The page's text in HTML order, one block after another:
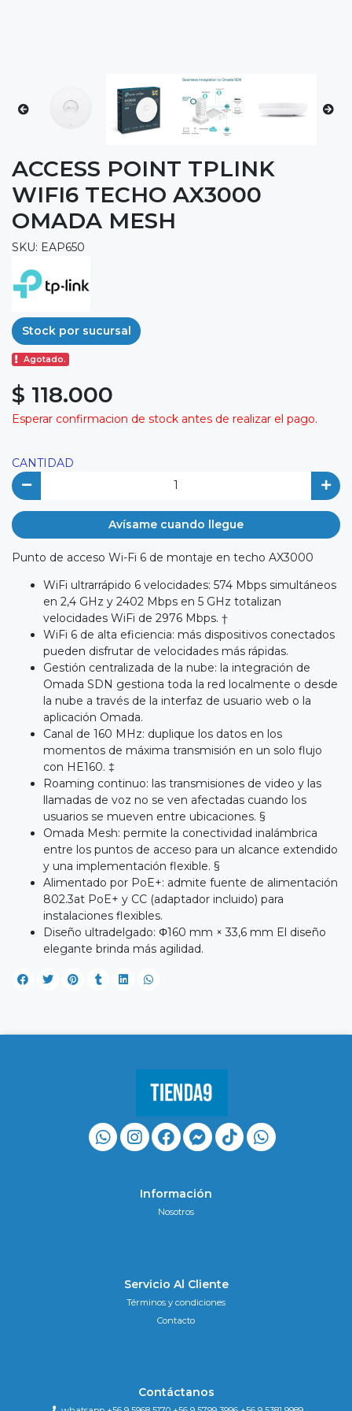
ACCESS POINT TPLINK
WIFI6 TECHO AX3000
OMADA MESH
SKU: EAP650
Stock por sucursal
Agotado.
$ 118.000
Esperar confirmacion de stock antes de realizar el pago.
CANTIDAD
Avísame cuando llegue
Punto de acceso Wi-Fi 6 de montaje en techo AX3000
WiFi ultrarrápido 6 velocidades: 574 Mbps simultáneos
en 2,4 GHz y 2402 Mbps en 5 GHz totalizan
velocidades WiFi de 2976 Mbps. †
WiFi 6 de alta eficiencia: más dispositivos conectados
pueden disfrutar de velocidades más rápidas.
Gestión centralizada de la nube: la integración de
Omada SDN gestiona toda la red localmente o desde
la nube a través de la interfaz de usuario web o la
aplicación Omada.
Canal de 160 MHz: duplique los datos en los
momentos de máxima transmisión en un solo flujo
con HE160. ‡
Roaming continuo: las transmisiones de video y las
llamadas de voz no se ven afectadas cuando los
usuarios se mueven entre ubicaciones. §
Omada Mesh: permite la conectividad inalámbrica
entre los puntos de acceso para un alcance extendido
y una implementación flexible. §
Alimentado por PoE+: admite fuente de alimentación
802.3at PoE+ y CC (adaptador incluido) para
instalaciones flexibles.
Diseño ultradelgado: Φ160 mm × 33,6 mm El diseño
elegante brinda más agilidad.
Información
Nosotros
Servicio Al Cliente
Términos y condiciones
Contacto
Contáctanos